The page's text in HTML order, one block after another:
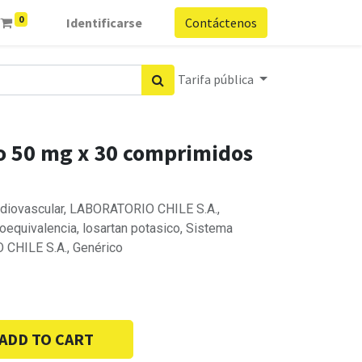
0 Identificarse Contáctenos
Tarifa pública
50 mg x 30 comprimidos
LABORATORIO CHILE S.A.,
losartan potasico, Sistema
CHILE S.A., Genérico
TO CART